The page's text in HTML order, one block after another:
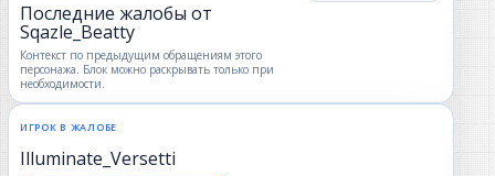
Последние жалобы от
Sqazle_Beatty
Контекст по предыдущим обращениям этого
персонажа. Блок можно раскрывать только при
необходимости.
ИГРОК В ЖАЛОБЕ
Illuminate_Versetti